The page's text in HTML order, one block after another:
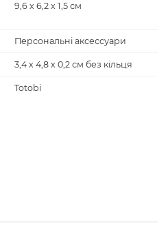
9,6 х 6,2 х 1,5 см
Персональні аксессуари
3,4 х 4,8 х 0,2 см без кільця
Totobi